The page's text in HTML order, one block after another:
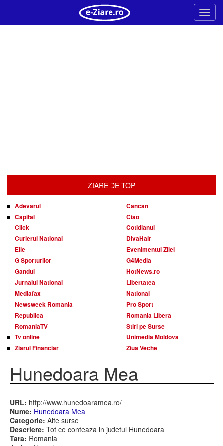
Meniu
ZIARE DE TOP
Adevarul
Cancan
Capital
Ciao
Click
Cotidianul
Curierul National
DivaHair
Elle
Evenimentul Zilei
G Sporturilor
G4Media
Gandul
HotNews.ro
Jurnalul National
Libertatea
Mediafax
National
Newsweek Romania
Pro Sport
Republica
Romania Libera
RomaniaTV
Stiri pe Surse
Tv online
Unimedia Moldova
Ziarul Financiar
Ziua Veche
Hunedoara Mea
URL: http://www.hunedoaramea.ro/
Nume: Hunedoara Mea
Categorie: Alte surse
Descriere: Tot ce conteaza in judetul Hunedoara
Tara: Romania